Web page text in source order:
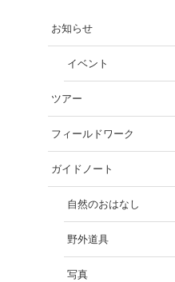
お知らせ
イベント
ツアー
フィールドワーク
ガイドノート
自然のおはなし
野外道具
写真